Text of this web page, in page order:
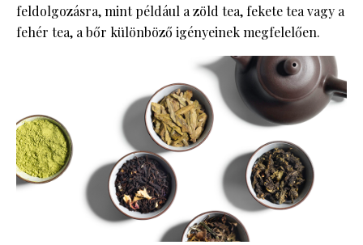
feldolgozásra, mint például a zöld tea, fekete tea vagy a
fehér tea, a bőr különböző igényeinek megfelelően.